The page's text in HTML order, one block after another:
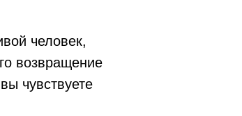
человек,
возвращение
чувствуете